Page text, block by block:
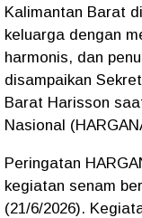
Kalimantan Barat
keluarga dengan
harmonis, dan
disampaikan
Barat Harisson
Nasional
Peringatan
kegiatan senam
(21/6/2026).